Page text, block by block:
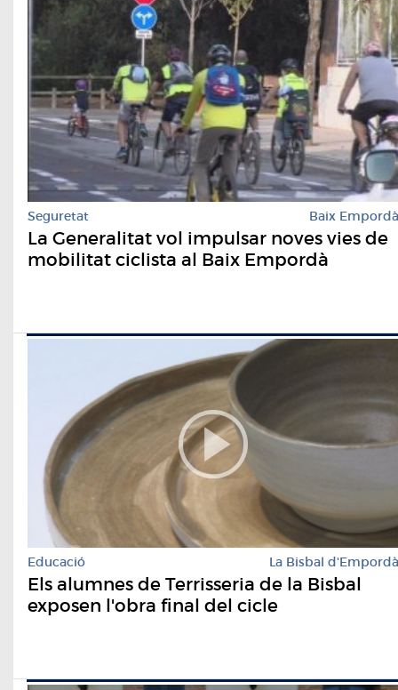
Seguretat Baix Empordà
La Generalitat vol impulsar noves vies de
mobilitat ciclista al Baix Empordà
Educació La Bisbal d'Empordà
Els alumnes de Terrisseria de la Bisbal
exposen l'obra final del cicle